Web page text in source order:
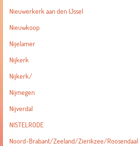
Nieuwerkerk aan den IJssel
Nieuwkoop
Nijelamer
Nijkerk
Nijkerk/
Nijmegen
Nijverdal
NISTELRODE
Noord-Brabant/Zeeland/Zierikzee/Roosendaal